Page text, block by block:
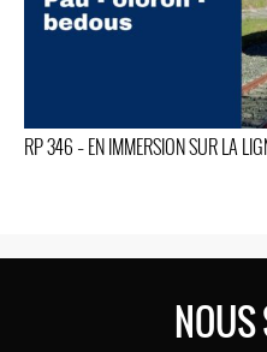
RP 346 – EN IMMERSION SUR LA
NOUS